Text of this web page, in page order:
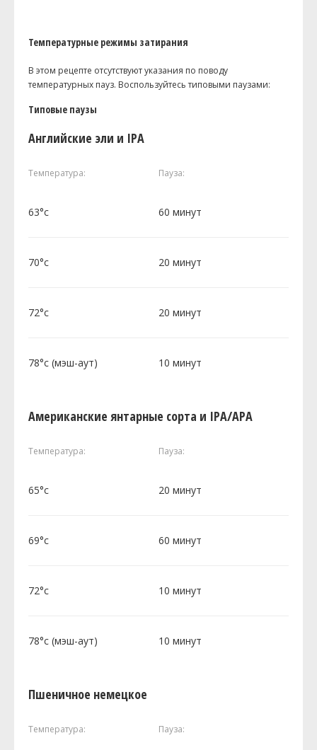
Температурные режимы затирания
В этом рецепте отсутствуют указания по поводу
температурных пауз. Воспользуйтесь типовыми паузами:
Типовые паузы
Английские эли и IPA
Температура: Пауза:
63°c 60 минут
70°c 20 минут
72°c 20 минут
78°c (мэш-аут) 10 минут
Американские янтарные сорта и IPA/APA
Температура: Пауза:
65°c 20 минут
69°c 60 минут
72°c 10 минут
78°c (мэш-аут) 10 минут
Пшеничное немецкое
Температура: Пауза: